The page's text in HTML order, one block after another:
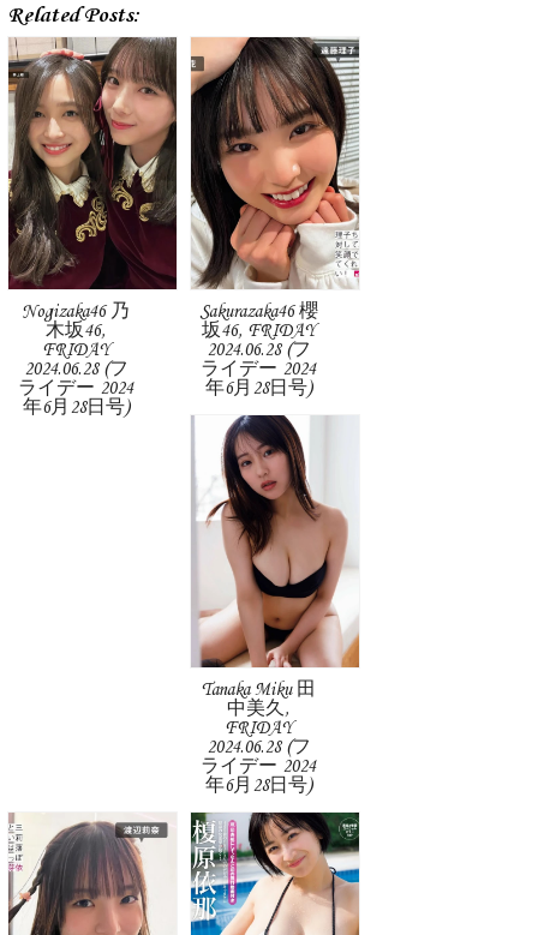
Related Posts:
Nogizaka46 乃
木坂46,
FRIDAY
2024.06.28 (フ
ライデー 2024
年6月28日号)
Sakurazaka46 櫻
坂46, FRIDAY
2024.06.28 (フ
ライデー 2024
年6月28日号)
Tanaka Miku 田
中美久,
FRIDAY
2024.06.28 (フ
ライデー 2024
年6月28日号)